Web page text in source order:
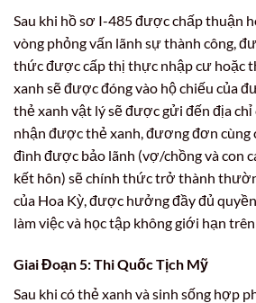
Sau khi hồ sơ I-485 được chấp thuận
vòng phỏng vấn lãnh sự thành công,
thức được cấp thị thực nhập cư hoặc
xanh sẽ được đóng vào hộ chiếu của
thẻ xanh vật lý sẽ được gửi đến địa
nhận được thẻ xanh, đương đơn cùng
đình được bảo lãnh (vợ/chồng và con
kết hôn) sẽ chính thức trở thành
của Hoa Kỳ, được hưởng đầy đủ
làm việc và học tập không giới hạn
Giai Đoạn 5: Thi Quốc Tịch Mỹ
Sau khi có thẻ xanh và sinh sống hợp